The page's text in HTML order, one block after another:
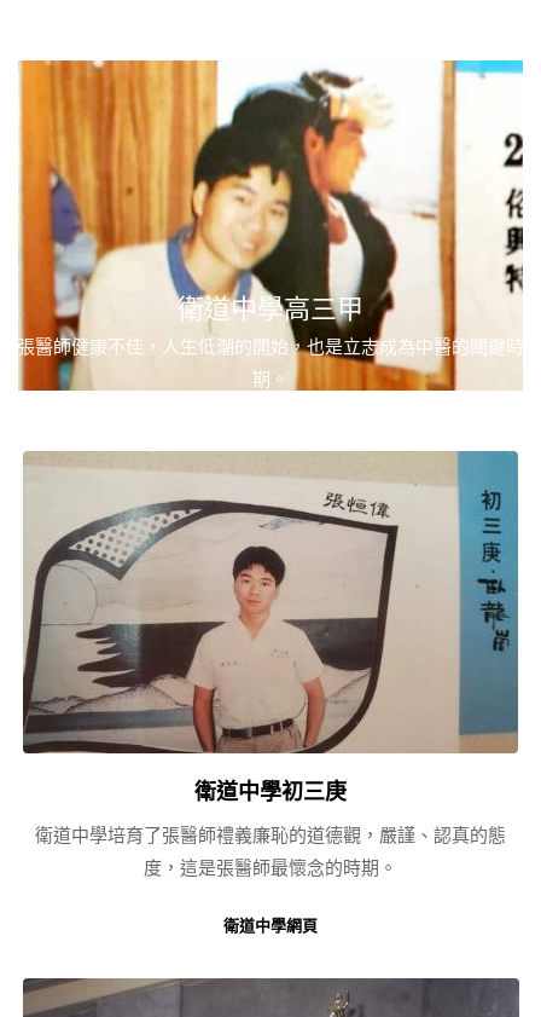
衛道中學高三甲
張醫師健康不佳，人生低潮的開始，也是立志成為中醫的關鍵時
期。
衛道中學初三庚
衛道中學培育了張醫師禮義廉恥的道德觀，嚴謹、認真的態
度，這是張醫師最懷念的時期。
衛道中學網頁